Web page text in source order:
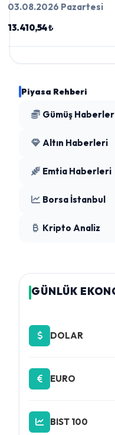
03.08.2026 Pazartesi
13.410,54 ₺
Piyasa Rehberi
Gümüş
Altın Haberleri
Emtia Haberleri
Borsa İstanbul
Kripto Analiz
GÜNLÜK
DOLAR
EURO
BIST 100